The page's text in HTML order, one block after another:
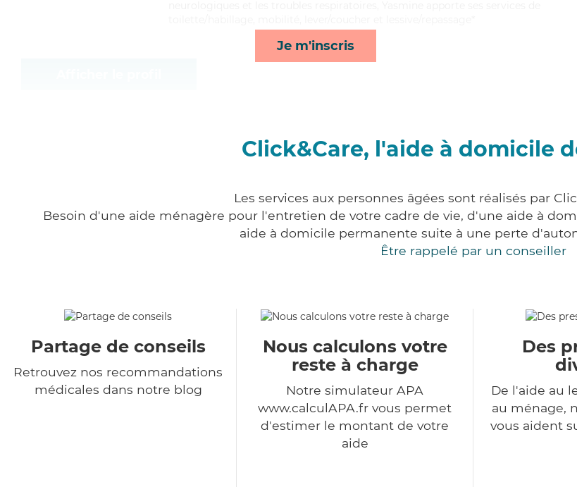
Je m'inscris
Click&Care, l'aide à domicile
Les services aux personnes âgées sont réalisés par
Besoin d'une aide ménagère pour l'entretien de votre cadre de vie, d'une aide à
aide à domicile permanente suite à une perte
Être rappelé par un conseiller
Partage de conseils
Retrouvez nos recommandations
médicales dans notre blog
Nous calculons votre
reste à charge
Notre simulateur APA
www.calculAPA.fr vous permet
d'estimer le montant de votre
aide
Des
De l'aide au
au ménage,
vous aident